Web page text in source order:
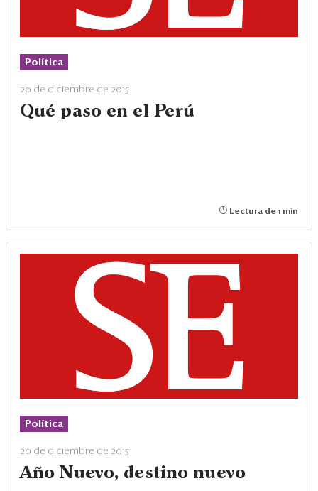
Política
20 de diciembre de 2015
Qué paso en el Perú
Lectura de 1 min
Política
20 de diciembre de 2015
Año Nuevo, destino nuevo